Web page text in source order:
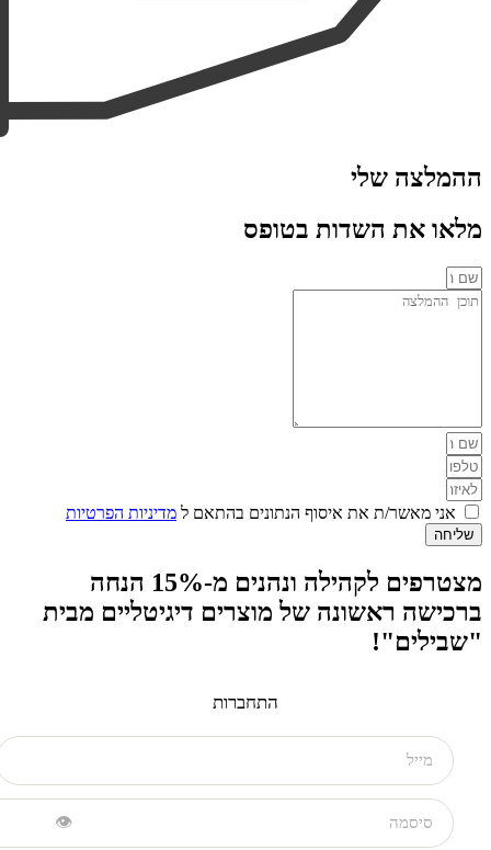
שלי
השדות בטופס
ת את איסוף הנתונים בהתאם למדיניות הפרטיות
מצטרפים לקהילה ונהנים מ-15% הנחה
ראשונה של מוצרים דיגיטליים מבית